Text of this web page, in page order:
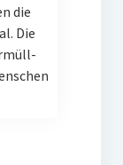
die
Die